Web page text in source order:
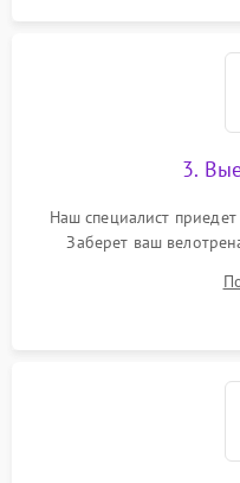
3.
Наш специалист
Заберет ваш